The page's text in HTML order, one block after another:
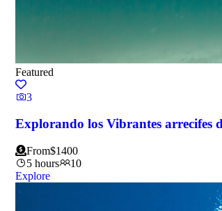
Featured
3
Explorando los Vibrantes arrecifes
From$1400
5 hours
10
Explore